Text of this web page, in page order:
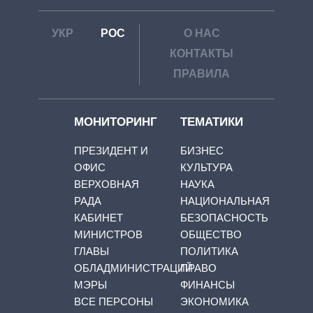
УКР РОС
О НАС
КОНТАКТЫ
ПРАВИЛА
МОНИТОРИНГ
ПРЕЗИДЕНТ И
ОФИС
ВЕРХОВНАЯ
РАДА
КАБИНЕТ
МИНИСТРОВ
ГЛАВЫ
ОБЛАДМИНИСТРАЦИЙ
МЭРЫ
ВСЕ ПЕРСОНЫ
ТЕМАТИКИ
БИЗНЕС
КУЛЬТУРА
НАУКА
НАЦИОНАЛЬНАЯ
БЕЗОПАСНОСТЬ
ОБЩЕСТВО
ПОЛИТИКА
ПРАВО
ФИНАНСЫ
ЭКОНОМИКА